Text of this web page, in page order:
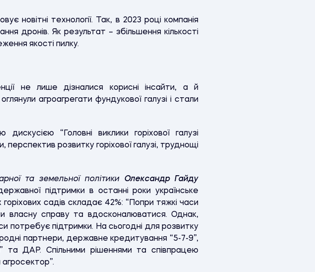
новітні технології. Так, в 2023 році компанія
дронів. Як результат – збільшення кількості
якості пилку.
не лише дізналися корисні інсайти, а й
агроагрегати фундукової галузі і стали
“Головні виклики горіхової галузі
перспектив розвитку горіхової галузі, труднощі
та земельної політики Олександр Гайду
підтримки в останні роки українське
садів складає 42%: “ Попри тяжкі часи
власну справу та вдосконалюватися. Однак,
потребує підтримки. На сьогодні для розвитку
партнери, державне кредитування “5-7-9”,
та ДАР. Спільними рішеннями та співпрацею
”.